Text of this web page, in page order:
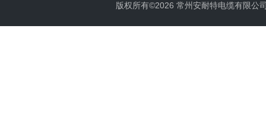
版权所有©2026 常州安耐特电缆有限